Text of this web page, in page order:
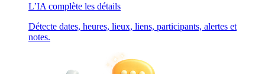
L’IA complète les détails
Détecte dates, heures, lieux, liens, participants, alertes et
notes.